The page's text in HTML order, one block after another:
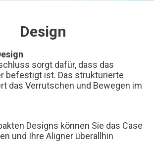
Design
sorgt dafür, dass das
befestigt ist. Das strukturierte
das Verrutschen und Bewegen im
Designs können Sie das Case
und Ihre Aligner überallhin